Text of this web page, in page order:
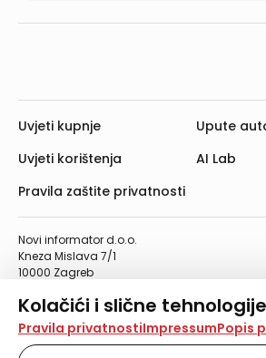
Kolačići i slične tehnologije
Na našoj web stranici koristimo
tehnologije za pohranu, čitanje i
Pravila privatnostiImpressumPopis
Novi informator d.o.o.
Kneza Mislava 7/1
10000 Zagreb
Telefaks: 01/4612-553
info@informator.hr
Uvjeti kupnje
Uvjeti korištenja
Pravila zaštite privatnosti
Upute
AI Lab